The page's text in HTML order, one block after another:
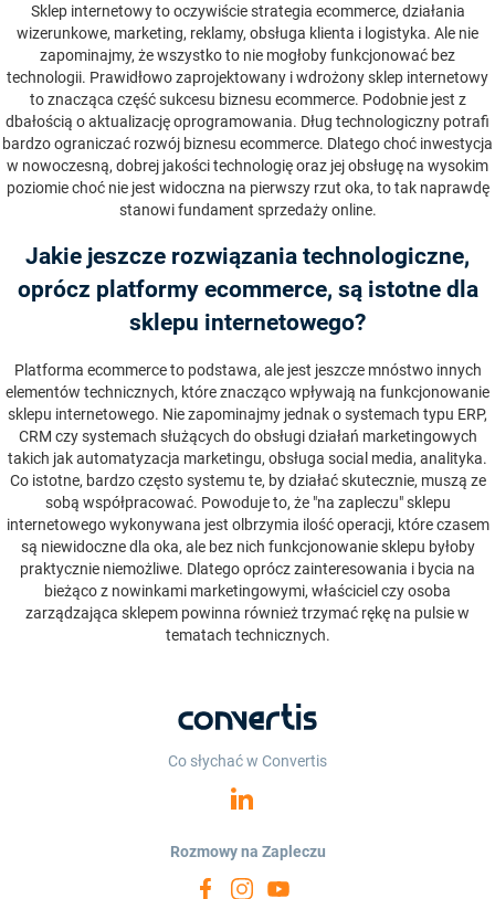
Sklep internetowy to oczywiście strategia ecommerce, działania
wizerunkowe, marketing, reklamy, obsługa klienta i logistyka. Ale nie
zapominajmy, że wszystko to nie mogłoby funkcjonować bez
technologii. Prawidłowo zaprojektowany i wdrożony sklep internetowy
to znacząca część sukcesu biznesu ecommerce. Podobnie jest z
dbałością o aktualizację oprogramowania. Dług technologiczny potrafi
bardzo ograniczać rozwój biznesu ecommerce. Dlatego choć inwestycja
w nowoczesną, dobrej jakości technologię oraz jej obsługę na wysokim
poziomie choć nie jest widoczna na pierwszy rzut oka, to tak naprawdę
stanowi fundament sprzedaży online.
Jakie jeszcze rozwiązania technologiczne,
oprócz platformy ecommerce, są istotne dla
sklepu internetowego?
Platforma ecommerce to podstawa, ale jest jeszcze mnóstwo innych
elementów technicznych, które znacząco wpływają na funkcjonowanie
sklepu internetowego. Nie zapominajmy jednak o systemach typu ERP,
CRM czy systemach służących do obsługi działań marketingowych
takich jak automatyzacja marketingu, obsługa social media, analityka.
Co istotne, bardzo często systemu te, by działać skutecznie, muszą ze
sobą współpracować. Powoduje to, że "na zapleczu" sklepu
internetowego wykonywana jest olbrzymia ilość operacji, które czasem
są niewidoczne dla oka, ale bez nich funkcjonowanie sklepu byłoby
praktycznie niemożliwe. Dlatego oprócz zainteresowania i bycia na
bieżąco z nowinkami marketingowymi, właściciel czy osoba
zarządzająca sklepem powinna również trzymać rękę na pulsie w
tematach technicznych.
Co słychać w Convertis
Rozmowy na Zapleczu